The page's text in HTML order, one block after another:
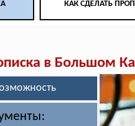
КАК СДЕЛАТЬ
в Большом